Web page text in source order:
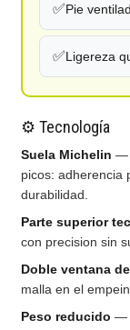
✅Pie
✅Ligereza
⚙️ Tecnología
Suela Michelin —
picos: adherencia
durabilidad.
Parte superior
con precision sin
Doble ventana
malla en el
Peso reducido —